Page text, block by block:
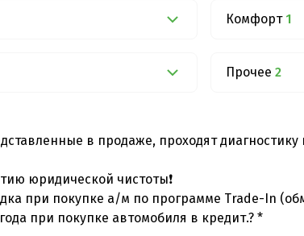
Комфорт 1
Прочее 2
в продаже, проходят
юридической чистоты❗
при покупке а/м по программе Trade-In
при покупке автомобиля в кредит.? *